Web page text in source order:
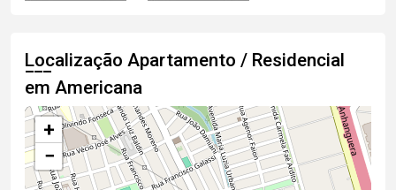
Localização Apartamento / Residencial
em Americana
+
−